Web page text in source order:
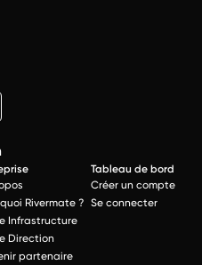
Rivermate ?
Infrastructure
Direction
partenaire
Tableau de bord
Créer un compte
Se connecter